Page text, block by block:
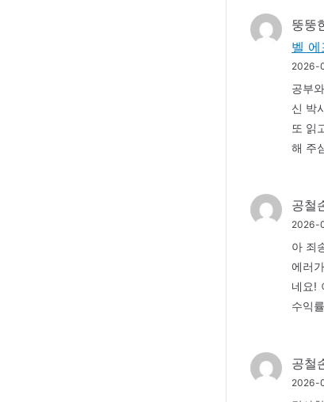
뚱뚱
벨
2026-
공부
신 박
또 읽
해 주
공철
2026-
아 죄
에러
네요!
수익
공철
2026-